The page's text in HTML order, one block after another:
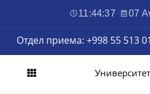
11:44:38 · 07
Отдел приема: +998 55 513
Университет